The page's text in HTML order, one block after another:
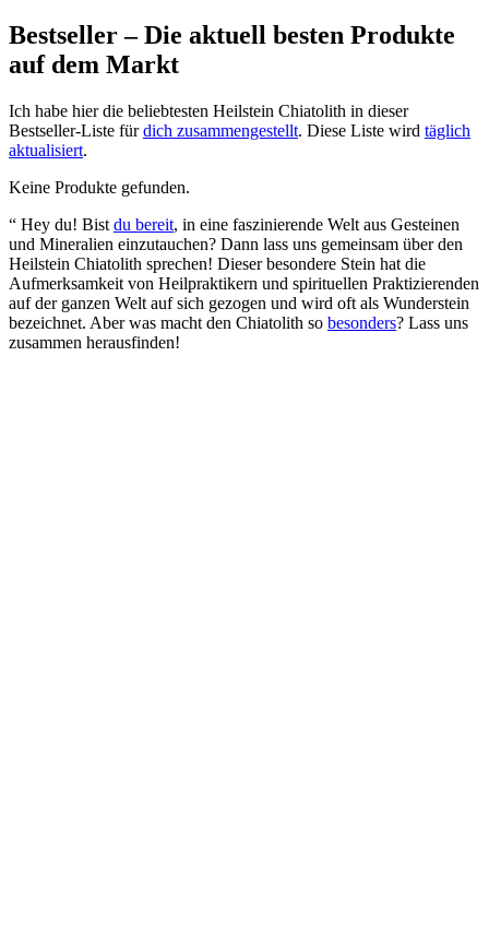
Bestseller – Die aktuell besten Produkte
auf dem Markt
Ich habe hier die beliebtesten Heilstein Chiatolith in dieser
Bestseller-Liste fürdich zusammengestellt. Diese Liste wird täglich
aktualisiert.
Keine Produkte gefunden.
“ Hey du! Bist du bereit, in eine faszinierende Welt aus Gesteinen
und Mineralien einzutauchen? Dann lass uns gemeinsam über den
Heilstein Chiatolith sprechen! Dieser besondere Stein hat die
Aufmerksamkeit von Heilpraktikern und spirituellen Praktizierenden
auf der ganzen Welt auf sich gezogen und wird oft als Wunderstein
bezeichnet. Aber was macht den Chiatolith so besonders? Lass uns
zusammen herausfinden!